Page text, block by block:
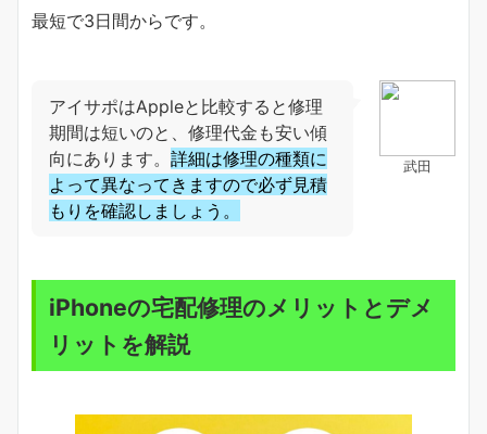
最短で3日間からです。
武田
アイサポはAppleと比較すると修理
期間は短いのと、修理代金も安い傾
向にあります。 詳細は修理の種類に
よって異なってきますので必ず見積
もりを確認しましょう。
iPhoneの宅配修理のメリットとデメ
リットを解説